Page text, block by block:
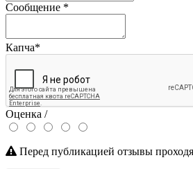
Сообщение *
Капча*
Оценка /
Перед публикацией отзывы